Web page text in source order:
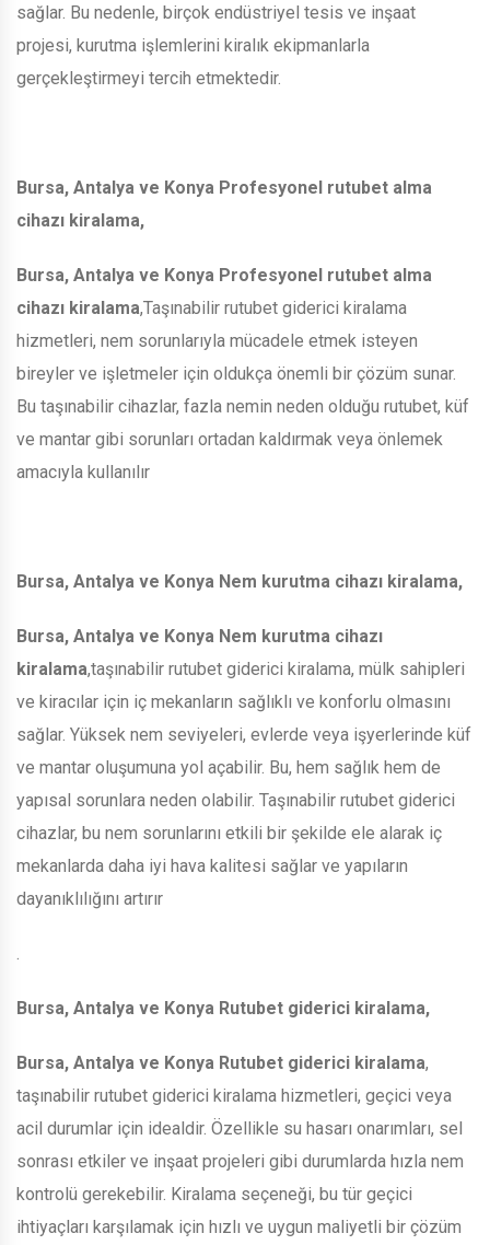
sağlar. Bu nedenle, birçok endüstriyel tesis ve inşaat
projesi, kurutma işlemlerini kiralık ekipmanlarla
gerçekleştirmeyi tercih etmektedir.
Bursa, Antalya ve Konya Profesyonel rutubet alma
cihazı kiralama,
Bursa, Antalya ve Konya Profesyonel rutubet alma
cihazı kiralama,Taşınabilir rutubet giderici kiralama
hizmetleri, nem sorunlarıyla mücadele etmek isteyen
bireyler ve işletmeler için oldukça önemli bir çözüm sunar.
Bu taşınabilir cihazlar, fazla nemin neden olduğu rutubet, küf
ve mantar gibi sorunları ortadan kaldırmak veya önlemek
amacıyla kullanılır
Bursa, Antalya ve Konya Nem kurutma cihazı kiralama,
Bursa, Antalya ve Konya Nem kurutma cihazı
kiralama,taşınabilir rutubet giderici kiralama, mülk sahipleri
ve kiracılar için iç mekanların sağlıklı ve konforlu olmasını
sağlar. Yüksek nem seviyeleri, evlerde veya işyerlerinde küf
ve mantar oluşumuna yol açabilir. Bu, hem sağlık hem de
yapısal sorunlara neden olabilir. Taşınabilir rutubet giderici
cihazlar, bu nem sorunlarını etkili bir şekilde ele alarak iç
mekanlarda daha iyi hava kalitesi sağlar ve yapıların
dayanıklılığını artırır
Bursa, Antalya ve Konya Rutubet giderici kiralama,
Bursa, Antalya ve Konya Rutubet giderici kiralama,
taşınabilir rutubet giderici kiralama hizmetleri, geçici veya
acil durumlar için idealdir. Özellikle su hasarı onarımları, sel
sonrası etkiler ve inşaat projeleri gibi durumlarda hızla nem
kontrolü gerekebilir. Kiralama seçeneği, bu tür geçici
ihtiyaçları karşılamak için hızlı ve uygun maliyetli bir çözüm